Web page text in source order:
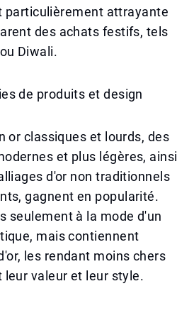
particulièrement attrayante
des achats festifs, tels
Diwali.
de produits et design
or classiques et lourds, des
et plus légères, ainsi
d'or non traditionnels
gagnent en popularité.
seulement à la mode d'un
mais contiennent
les rendant moins chers
valeur et leur style.